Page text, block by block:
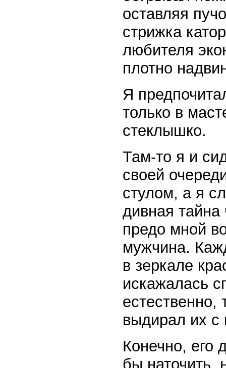
оставляя
стрижка
любителя
плотно
Я
только в
стеклышко.
Там-то я и
своей
стулом, а я
дивная тайна
предо мной
мужчина.
в зеркале
искажалась
выдирал их с
Конечно, его
бы наточить,